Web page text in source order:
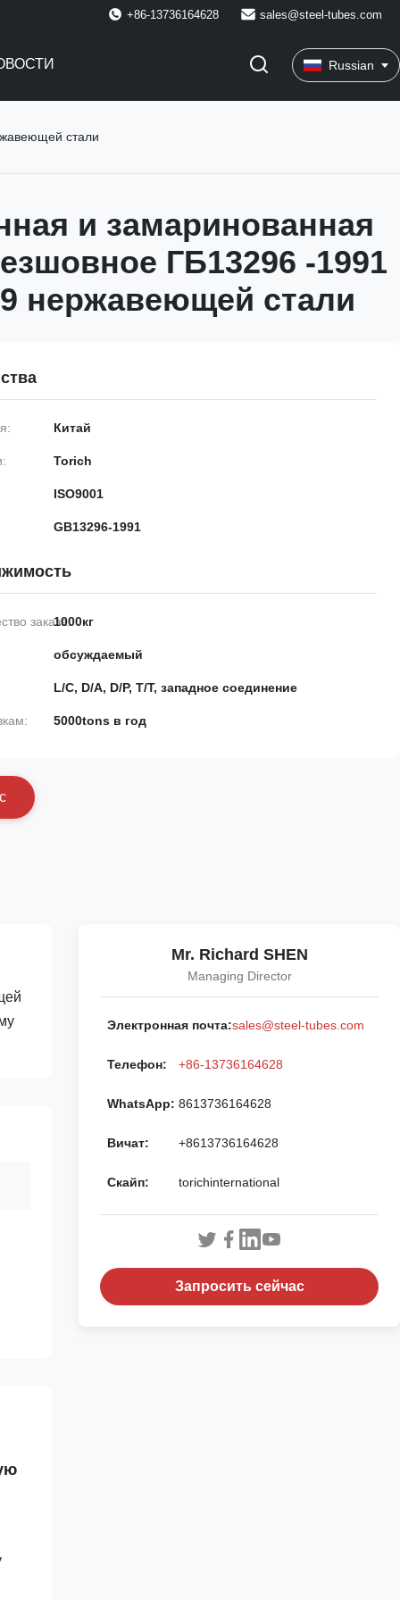
+86-13736164628 sales@steel-tubes.com
Russian
стали
и замаринованная
ГБ13296 -1991
нержавеющей стали
Китай
Torich
ISO9001
GB13296-1991
заказа:1000кг
обсуждаемый
L/C, D/A, D/P, T/T, западное соединение
5000tons в год
Mr. Richard SHEN
Managing Director
Электронная почта:sales@steel-tubes.com
Телефон: +86-13736164628
WhatsApp: 8613736164628
Вичат: +8613736164628
Скайп: torichinternational
Запросить сейчас